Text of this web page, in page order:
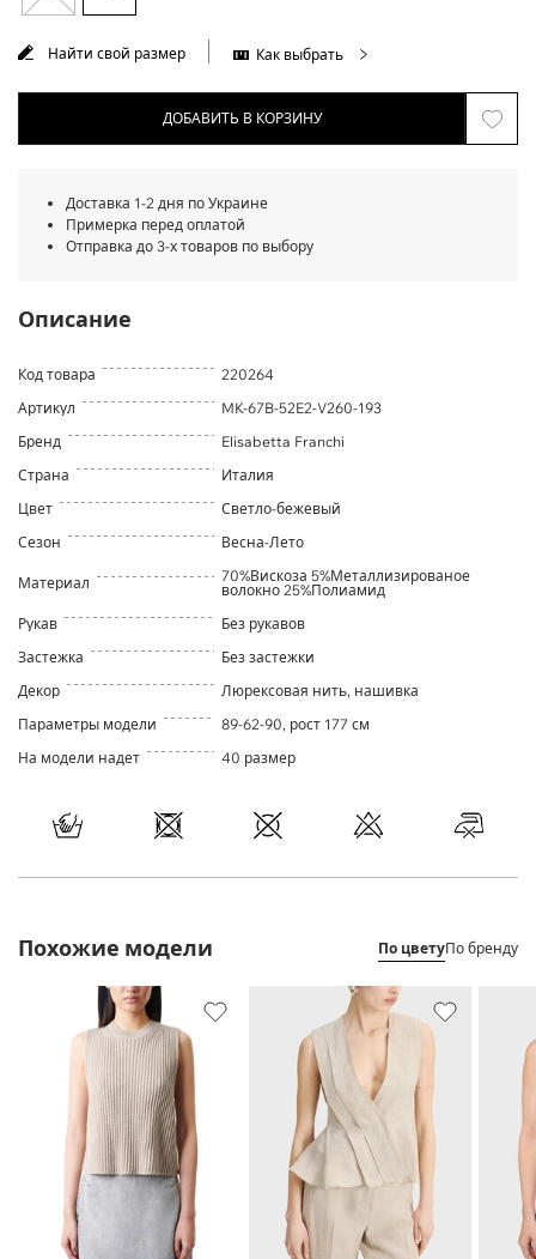
Найти свой размер Как выбрать
ДОБАВИТЬ В КОРЗИНУ
Доставка 1-2 дня по Украине
Примерка перед оплатой
Отправка до 3-х товаров по выбору
Описание
Код товара
220264
Артикул
MK-67B-52E2-V260-193
Бренд
Elisabetta Franchi
Страна
Италия
Цвет
Светло-бежевый
Сезон
Весна-Лето
Материал
70%Вискоза 5%Металлизированое
волокно 25%Полиамид
Рукав
Без рукавов
Застежка
Без застежки
Декор
Люрексовая нить, нашивка
Параметры модели
89-62-90, рост 177 см
На модели надет
40 размер
Похожие модели По цветуПо бренду